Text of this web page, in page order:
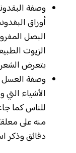
وصفة
أوراق
البصل
الزيوت
يتعرض
وصفة
الأشياء التي
للناس كما
دقائق وذكر